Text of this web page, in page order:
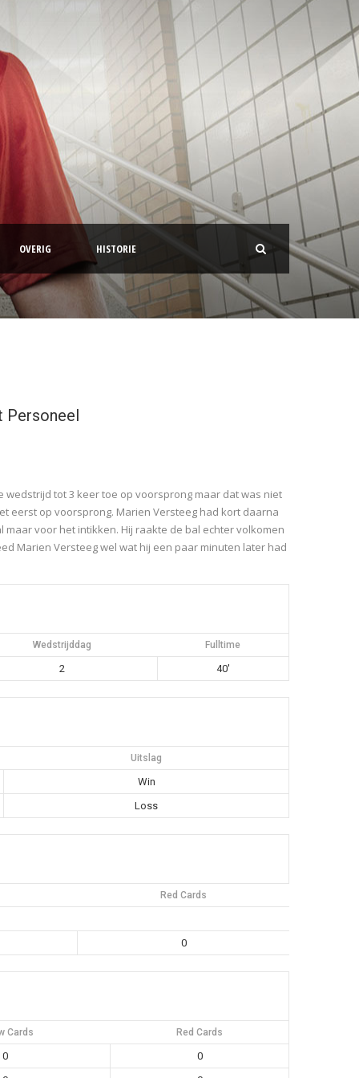
OVERIG HISTORIE
Personeel
wedstrijd tot 3 keer toe op voorsprong maar dat was niet
eerst op voorsprong. Marien Versteeg had kort daarna
voor het intikken. Hij raakte de bal echter volkomen
Marien Versteeg wel wat hij een paar minuten later had
Wedstrijddag Fulltime
2 40'
Uitslag
Win
Loss
Red Cards
0
Cards Red Cards
0
0